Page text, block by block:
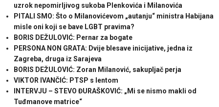
uzrok nepomirljivog sukoba Plenkovića i Milanovića
PITALI SMO: Što o Milanovićevom „autanju“ ministra Habijana
misle oni koji se bave LGBT pravima?
BORIS DEŽULOVIĆ: Pernar za bogate
PERSONA NON GRATA: Dvije blesave inicijative, jedna iz
Zagreba, druga iz Sarajeva
BORIS DEŽULOVIĆ: Zoran Milanović, sakupljač perja
VIKTOR IVANČIĆ: PTSP s lentom
INTERVJU – STEVO ĐURAŠKOVIĆ: „Mi se nismo makli od
Tuđmanove matrice“